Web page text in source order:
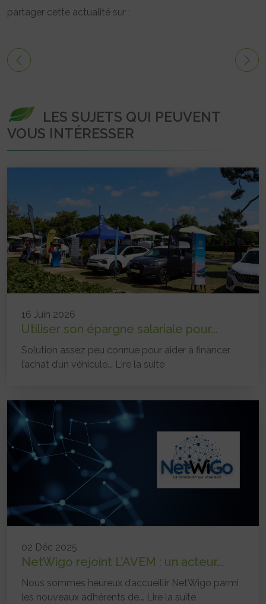
partager cette actualité sur :
LES SUJETS QUI PEUVENT
VOUS INTÉRESSER
16 Juin 2026
Utiliser son épargne salariale pour...
Solution assez peu connue pour aider à financer
l’achat d’un véhicule... Lire la suite
02 Déc 2025
NetWigo rejoint L’AVEM : un acteur...
Nous sommes heureux d’accueillir NetWigo parmi
les nouveaux adhérents de... Lire la suite